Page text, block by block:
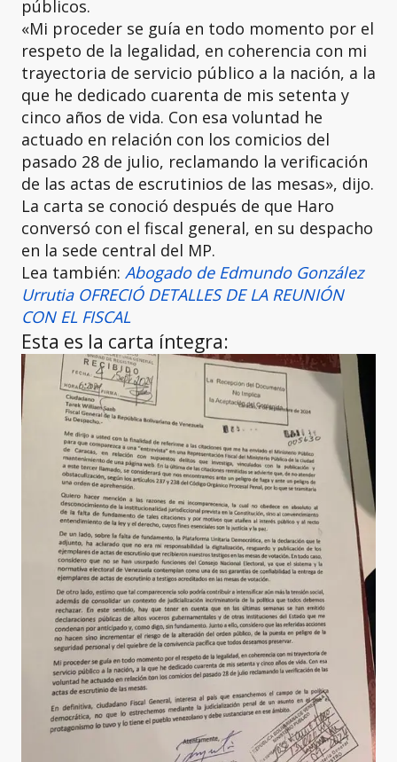
públicos.
«Mi proceder se guía en todo momento por el
respeto de la legalidad, en coherencia con mi
trayectoria de servicio público a la nación, a la
que he dedicado cuarenta de mis setenta y
cinco años de vida. Con esa voluntad he
actuado en relación con los comicios del
pasado 28 de julio, reclamando la verificación
de las actas de escrutinios de las mesas», dijo.
La carta se conoció después de que Haro
conversó con el fiscal general, en su despacho
en la sede central del MP.
Lea también: Abogado de Edmundo González
Urrutia OFRECIÓ DETALLES DE LA REUNIÓN
CON EL FISCAL
Esta es la carta íntegra: